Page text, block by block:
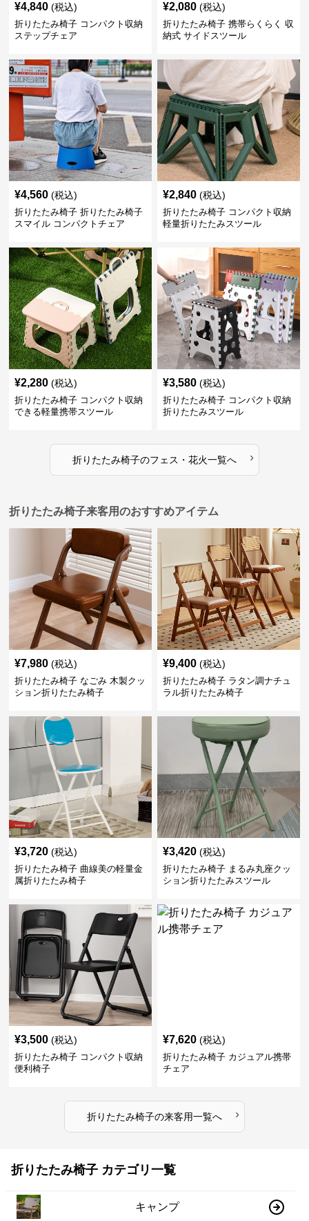
¥4,840 (税込)
折りたたみ椅子 コンパクト収納
ステップチェア
¥2,080 (税込)
折りたたみ椅子 携帯らくらく 収
納式 サイドスツール
¥4,560 (税込)
折りたたみ椅子 折りたたみ椅子
スマイル コンパクトチェア
¥2,840 (税込)
折りたたみ椅子 コンパクト収納
軽量折りたたみスツール
¥2,280 (税込)
折りたたみ椅子 コンパクト収納
できる軽量携帯スツール
¥3,580 (税込)
折りたたみ椅子 コンパクト収納
折りたたみスツール
折りたたみ椅子のフェス・花火一覧へ ›
折りたたみ椅子来客用のおすすめアイテム
¥7,980 (税込)
折りたたみ椅子 なごみ 木製クッ
ション折りたたみ椅子
¥9,400 (税込)
折りたたみ椅子 ラタン調ナチュ
ラル折りたたみ椅子
¥3,720 (税込)
折りたたみ椅子 曲線美の軽量金
属折りたたみ椅子
¥3,420 (税込)
折りたたみ椅子 まるみ丸座クッ
ション折りたたみスツール
¥3,500 (税込)
折りたたみ椅子 コンパクト収納
便利椅子
¥7,620 (税込)
折りたたみ椅子 カジュアル携帯
チェア
折りたたみ椅子の来客用一覧へ ›
折りたたみ椅子 カテゴリ一覧
キャンプ